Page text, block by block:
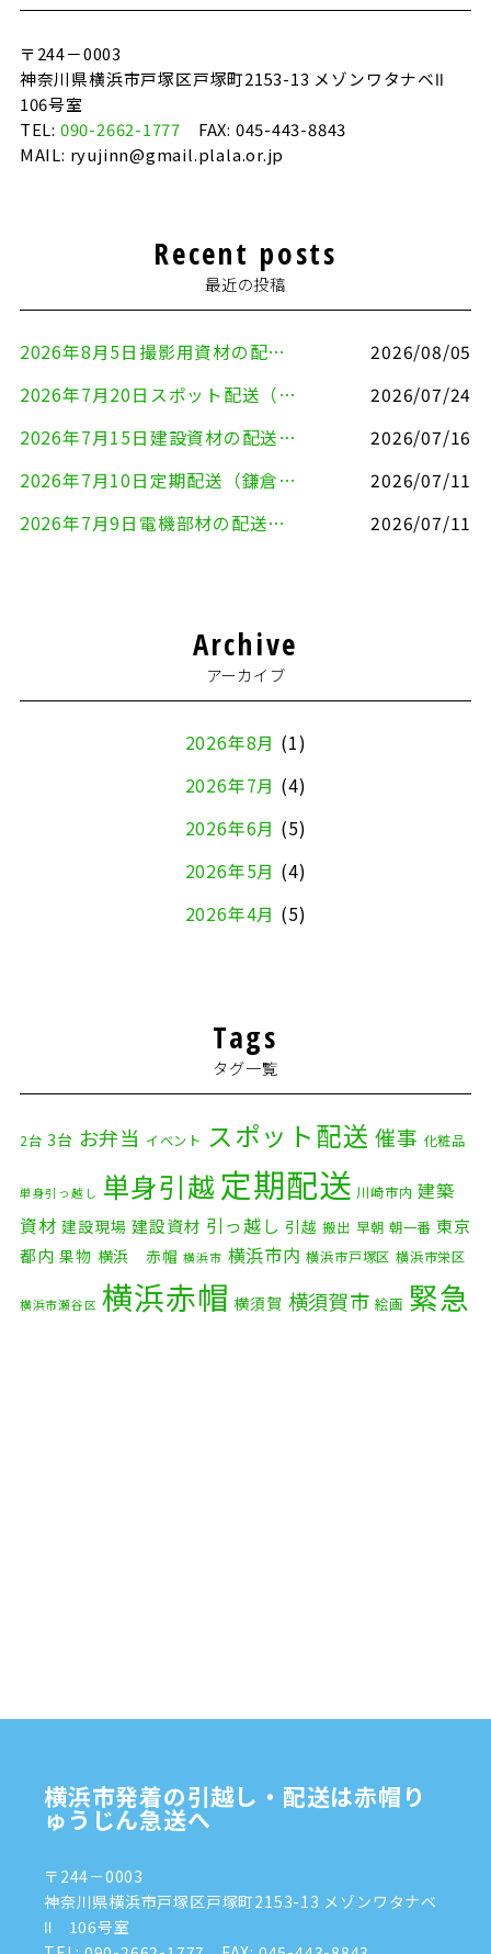
〒244－0003
神奈川県横浜市戸塚区戸塚町2153-13 メゾンワタナベⅡ
106号室
TEL: 090-2662-1777 FAX: 045-443-8843
MAIL: ryujinn@gmail.plala.or.jp
Recent posts
最近の投稿
2026年8月5日撮影用資材の配送（鎌倉市⇒港区）
2026/08/05
2026年7月20日スポット配送（横浜市金沢区⇒愛知県豊川市）
2026/07/24
2026年7月15日建設資材の配送（横浜市金沢区⇒横須賀市）
2026/07/16
2026年7月10日定期配送（鎌倉市⇔大田区）
2026/07/11
2026年7月9日電機部材の配送（横浜市戸塚区⇒品川区）
2026/07/11
Archive
アーカイブ
2026年8月 (1)
2026年7月 (4)
2026年6月 (5)
2026年5月 (4)
2026年4月 (5)
2026年1月
2025年11月(4)
2025年10月(9)
2025年9月
(3)
2025年8月(2)
2025年7月(6)
2024年9月(2)
2024年7月
(8)
2024年5月(2)
2024年4月(3)
Tags
タグ一覧
2台 3台 お弁当 イベント スポット配送 催事 化粧品
単身引っ越し 単身引越 定期配送 川崎市内 建築
資材 建設現場 建設資材 引っ越し 引越 搬出 早朝 朝一番 東京
都内 果物 横浜 赤帽 横浜市 横浜市内 横浜市戸塚区 横浜市栄区
横浜市瀬谷区 横浜赤帽 横須賀 横須賀市 絵画 緊急
横浜市発着の引越し・配送は赤帽り
ゅうじん急送へ
〒244－0003
神奈川県横浜市戸塚区戸塚町2153-13 メゾンワタナベ
Ⅱ 106号室